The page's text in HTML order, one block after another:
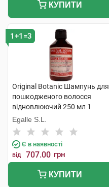
КУПИТИ
1+1=3
Original Botanic Шампунь для
пошкодженого волосся
відновлюючий 250 мл 1
флакон
Egalle S.L.
Є в наявності
від 707.00 грн
КУПИТИ